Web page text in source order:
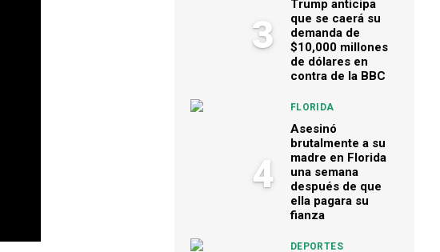
3
Trump anticipa
que se caerá su
demanda de
$10,000 millones
de dólares en
contra de la BBC
4
FLORIDA
Asesinó
brutalmente a su
madre en Florida
una semana
después de que
ella pagara su
fianza
DEPORTES